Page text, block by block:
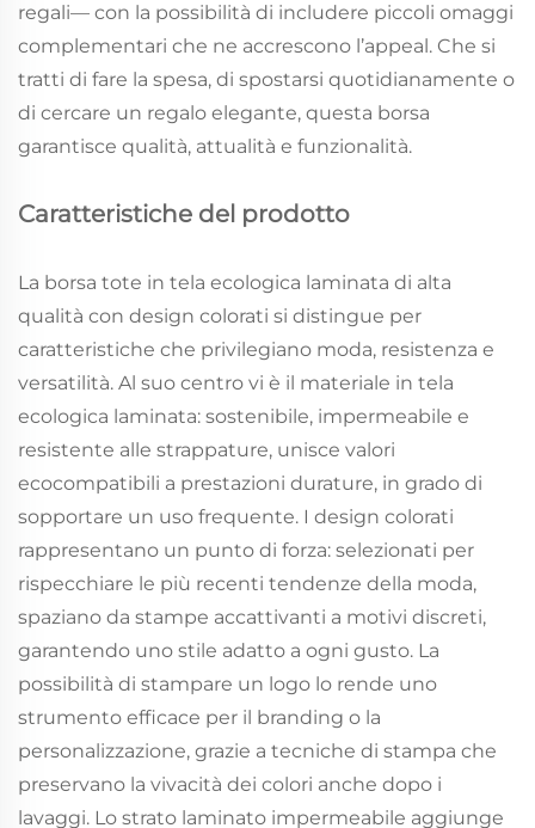
regali— con la possibilità di includere piccoli omaggi
complementari che ne accrescono l’appeal. Che si
tratti di fare la spesa, di spostarsi quotidianamente o
di cercare un regalo elegante, questa borsa
garantisce qualità, attualità e funzionalità.
Caratteristiche del prodotto
La borsa tote in tela ecologica laminata di alta
qualità con design colorati si distingue per
caratteristiche che privilegiano moda, resistenza e
versatilità. Al suo centro vi è il materiale in tela
ecologica laminata: sostenibile, impermeabile e
resistente alle strappature, unisce valori
ecocompatibili a prestazioni durature, in grado di
sopportare un uso frequente. I design colorati
rappresentano un punto di forza: selezionati per
rispecchiare le più recenti tendenze della moda,
spaziano da stampe accattivanti a motivi discreti,
garantendo uno stile adatto a ogni gusto. La
possibilità di stampare un logo lo rende uno
strumento efficace per il branding o la
personalizzazione, grazie a tecniche di stampa che
preservano la vivacità dei colori anche dopo i
lavaggi. Lo strato laminato impermeabile aggiunge